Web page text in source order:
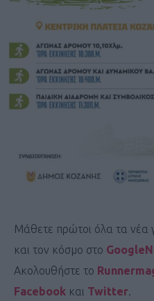
Μάθετε πρώτοι όλα τα νέα
και τον κόσμο στο
Ακολουθήστε το
Facebook και Twitter.